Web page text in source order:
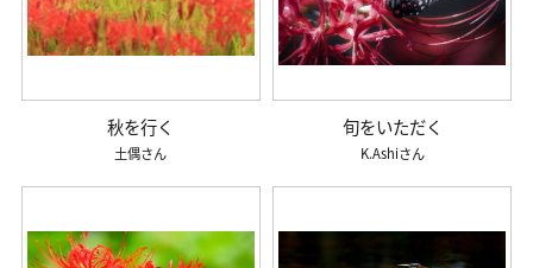
秋を行く
土偶
旬をいただく
K.Ashi